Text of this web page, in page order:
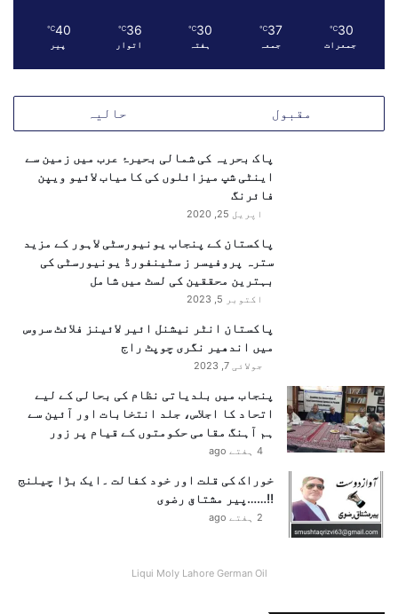
30
℃
جمعرات
37
℃
جمعہ
30
℃
ہفتہ
36
℃
اتوار
40
℃
پیر
مقبول حالیہ
پاک بحریہ کی شمالی بحیرۂ عرب میں زمین سے
اینٹی شپ میزائلوں کی کامیاب لائیو ویپن
فائرنگ
اپریل 25, 2020
پاکستان کے پنجاب یونیورسٹی لاہور کے مزید
سترہ پروفیسر ز سٹینفورڈ یونیورسٹی کی
بہترین محققین کی لسٹ میں شامل
اکتوبر 5, 2023
پاکستان انٹر نیشنل ائیر لائینز فلائٹ سروس
میں اندھیر نگری چوپٹ راج
جولائی 7, 2023
پنجاب میں بلدیاتی نظام کی بحالی کے لیے
اتحاد کا اجلاس، جلد انتخابات اور آئین سے
ہم آہنگ مقامی حکومتوں کے قیام پر زور
4 ہفتے ago
خوراک کی قلت اور خود کفالت ۔ایک بڑا چیلنج
!!……پیر مشتاق رضوی
2 ہفتے ago
Liqui Moly Lahore German Oil